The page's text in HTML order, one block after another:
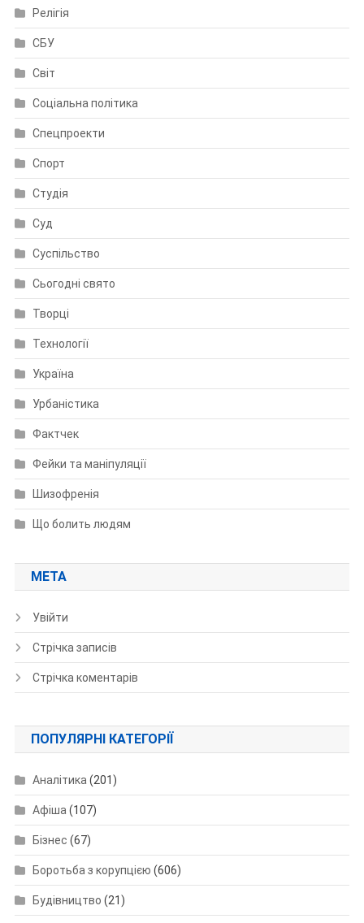
Релігія
СБУ
Світ
Соціальна політика
Спецпроекти
Спорт
Студія
Суд
Суспільство
Сьогодні свято
Творці
Технології
Україна
Урбаністика
Фактчек
Фейки та маніпуляції
Шизофренія
Що болить людям
МЕТА
Увійти
Стрічка записів
Стрічка коментарів
ПОПУЛЯРНІ КАТЕГОРІЇ
Аналітика (201)
Афіша (107)
Бізнес (67)
Боротьба з корупцією (606)
Будівництво (21)